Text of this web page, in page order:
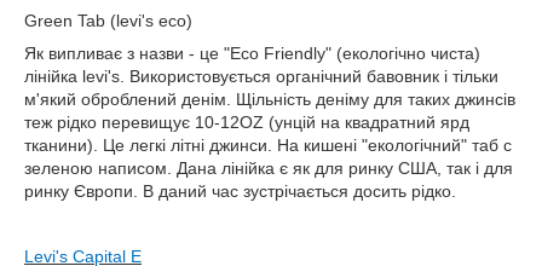
Green Tab (levi's eco)
Як випливає з назви - це "Eco Friendly" (екологічно чиста)
лінійка levi's. Використовується органічний бавовник і тільки
м'який оброблений денім. Щільність деніму для таких джинсів
теж рідко перевищує 10-12OZ (унцій на квадратний ярд
тканини). Це легкі літні джинси. На кишені "екологічний" таб c
зеленою написом. Дана лінійка є як для ринку США, так і для
ринку Європи. В даний час зустрічається досить рідко.
Levi's Capital E